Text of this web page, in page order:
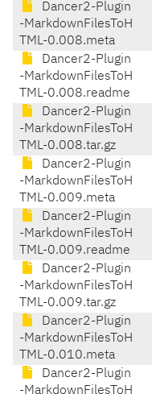
Dancer2-Plugin
-MarkdownFilesToH
TML-0.008.meta
Dancer2-Plugin
-MarkdownFilesToH
TML-0.008.readme
Dancer2-Plugin
-MarkdownFilesToH
TML-0.008.tar.gz
Dancer2-Plugin
-MarkdownFilesToH
TML-0.009.meta
Dancer2-Plugin
-MarkdownFilesToH
TML-0.009.readme
Dancer2-Plugin
-MarkdownFilesToH
TML-0.009.tar.gz
Dancer2-Plugin
-MarkdownFilesToH
TML-0.010.meta
Dancer2-Plugin
-MarkdownFilesToH